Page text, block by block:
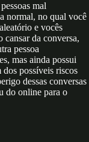
mal
normal, no qual você
e vocês
cansar da conversa,
pessoa
mas ainda possui
possíveis riscos
dessas conversas
do online para o